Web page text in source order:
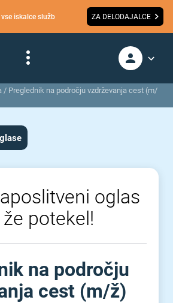
iskalce služb ZA DELODAJALCE
/ Preglednik na področju vzdrževanja cest (m/
oglas
že potekel!
na področju
cest (m⁠/⁠ž)